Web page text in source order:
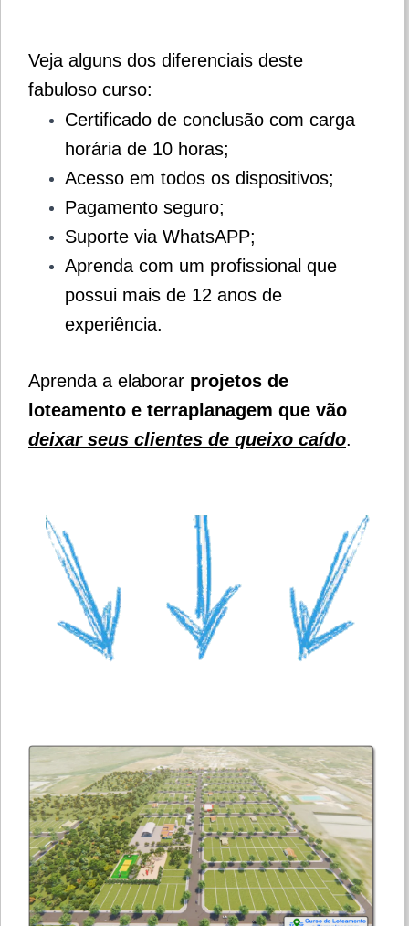
Veja alguns dos diferenciais deste
fabuloso curso:
Certificado de conclusão com carga
horária de 10 horas;
Acesso em todos os dispositivos;
Pagamento seguro;
Suporte via WhatsAPP;
Aprenda com um profissional que
possui mais de 12 anos de
experiência.
Aprenda a elaborar projetos de
loteamento e terraplanagem que vão
deixar seus clientes de queixo caído.